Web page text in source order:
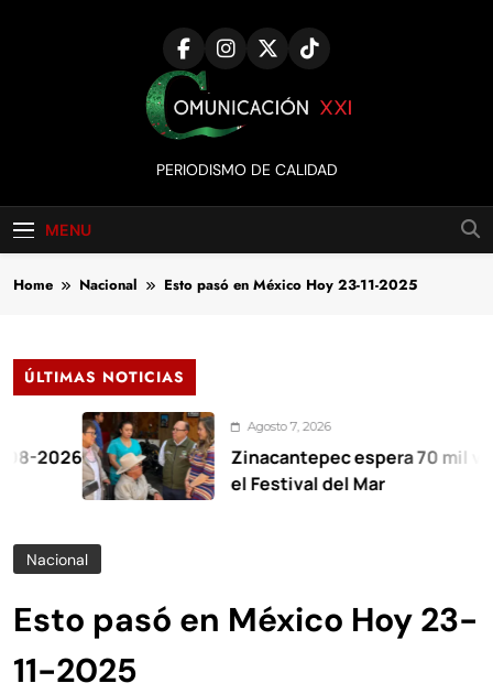
Comunicación
XXI
PERIODISMO DE CALIDAD
MENU
Home Nacional Esto pasó en México Hoy 23-11-2025
ÚLTIMAS NOTICIAS
Agosto 7, 2026
Zinacantepec espera 70 mil visitantes
el Festival del Mar
Nacional
Esto pasó en México Hoy 23-
11-2025